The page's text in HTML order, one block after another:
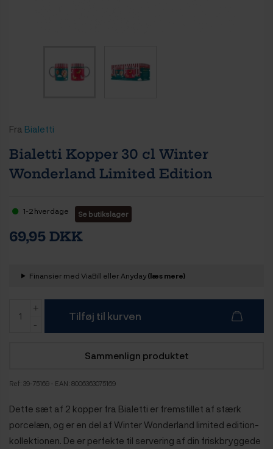
Fra Bialetti
Bialetti Kopper 30 cl Winter
Wonderland Limited Edition
1-2 hverdage Se butikslager
69,95 DKK
Finansier med ViaBill eller Anyday(læs mere)
Tilføj til kurven
Sammenlign produktet
Ref: 39-75169 - EAN: 8006363075169
Dette sæt af 2 kopper fra Bialetti er fremstillet af stærk
porcelæn, og er en del af Winter Wonderland limited edition-
kollektionen. De er perfekte til servering af din friskbryggede